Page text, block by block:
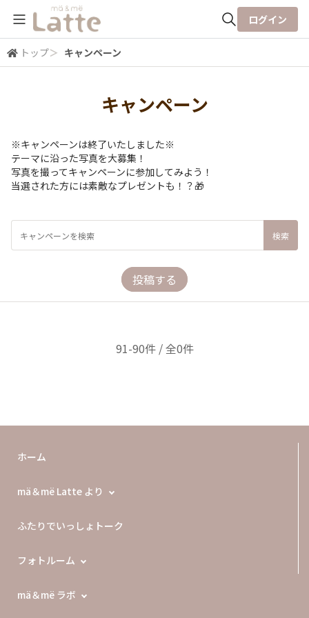
全体検索
ログイン
トップ＞ キャンペーン
キャンペーン
※キャンペーンは終了いたしました※
テーマに沿った写真を大募集！
写真を撮ってキャンペーンに参加してみよう！
当選された方には素敵なプレゼントも！？🎁
投稿する
91-90件 / 全0件
ホーム
mä＆më Latte より
ふたりでいっしょトーク
フォトルーム
mä＆më ラボ